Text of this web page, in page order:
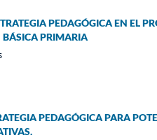
PEDAGÓGICA EN EL
BÁSICA PRIMARIA
PEDAGÓGICA PARA